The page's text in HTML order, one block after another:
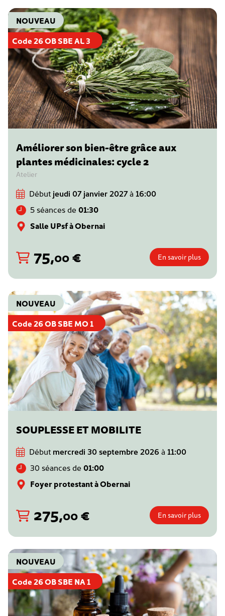
Code 26 OB SBE AL 3
NOUVEAU
Améliorer son bien-être grâce aux
plantes médicinales: cycle 2
Atelier
Début jeudi 07 janvier 2027à 16:00
5 séances de 01:30
Salle UPsf à Obernai
75,00€ En savoir plus
Code 26 OB SBE MO 1
NOUVEAU
SOUPLESSE ET MOBILITE
Début mercredi 30 septembre 2026 à 11:00
30 séances de 01:00
Foyer protestant à Obernai
275,00€ En savoir plus
Code 26 OB SBE NA 1
NOUVEAU